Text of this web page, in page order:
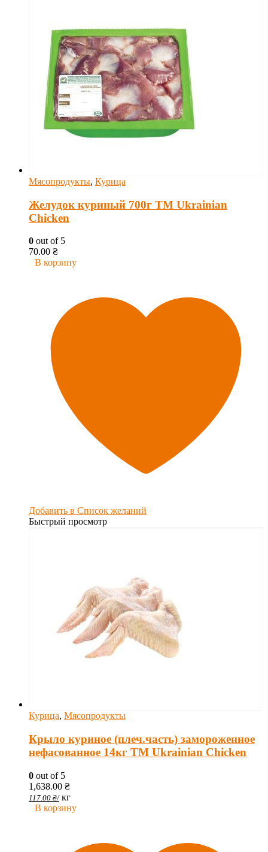
Мясопродукты, Курица
Желудок куриный 700г ТМ Ukrainian
Chicken
0 out of 5
70.00 ₴
В корзину
Добавить в Список желаний
Быстрый просмотр
Курица, Мясопродукты
Крыло куриное (плеч.часть) замороженное
нефасованное 14кг ТМ Ukrainian Chicken
0 out of 5
1,638.00 ₴
117.00 ₴/ кг
В корзину